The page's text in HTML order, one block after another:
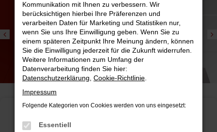
Geänderte Öffnungszeiten | Straubing:
Am 07.08.26 ab 16 Uhr geschlossen!
Kommunikation mit Ihnen zu verbessern. Wir
berücksichtigen hierbei Ihre Präferenzen und
verarbeiten Daten für Marketing und Statistiken nur,
wenn Sie uns Ihre Einwilligung geben. Wenn Sie zu
einem späteren Zeitpunkt Ihre Meinung ändern, können
Sie die Einwilligung jederzeit für die Zukunft widerrufen.
Weitere Informationen zum Umfang der
Datenverarbeitung finden Sie hier:
Datenschutzerklärung Cookie-Richtlinie
Impressum
Folgende Kategorien von Cookies werden von uns eingesetzt:
Essentiell